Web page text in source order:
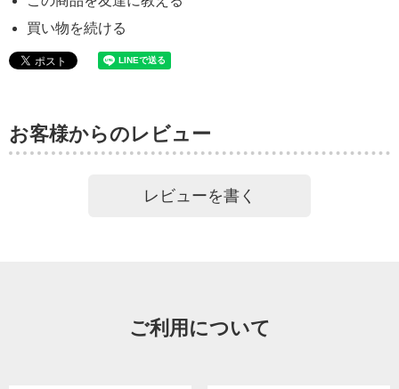
買い物を続ける
お客様からのレビュー
レビューを書く
ご利用について